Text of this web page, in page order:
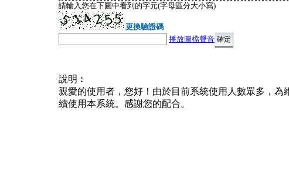
請輸入您在下圖中看到的字元(字母區分大小寫)
更換驗證碼
播放圖檔聲音
說明︰
親愛的使用者，您好！由於目前系統使用人數眾多，
續使用本系統。感謝您的配合。